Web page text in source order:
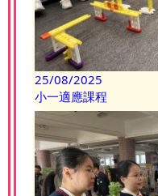
25/08/2025
小一適應課程